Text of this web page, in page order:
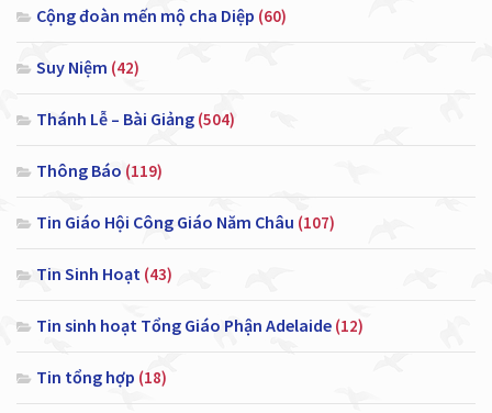
Cộng đoàn mến mộ cha Diệp (60)
Suy Niệm (42)
Thánh Lễ – Bài Giảng (504)
Thông Báo (119)
Tin Giáo Hội Công Giáo Năm Châu (107)
Tin Sinh Hoạt (43)
Tin sinh hoạt Tổng Giáo Phận Adelaide (12)
Tin tổng hợp (18)